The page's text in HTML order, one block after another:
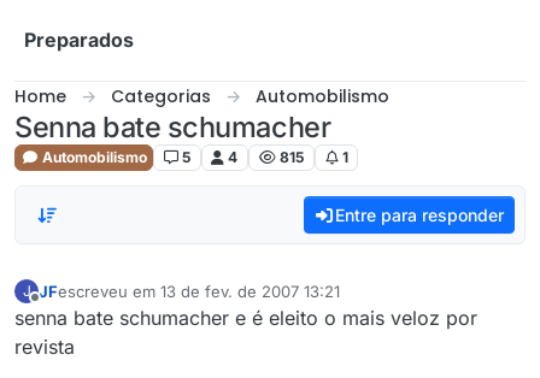
Preparados
Home Categorias Automobilismo
Senna bate schumacher
Automobilismo 5 4 815 1
Entre para responder
J
Offline
JFescreveu em 13 de fev. de 2007 13:21
última edição por
senna bate schumacher e é eleito o mais veloz por
revista